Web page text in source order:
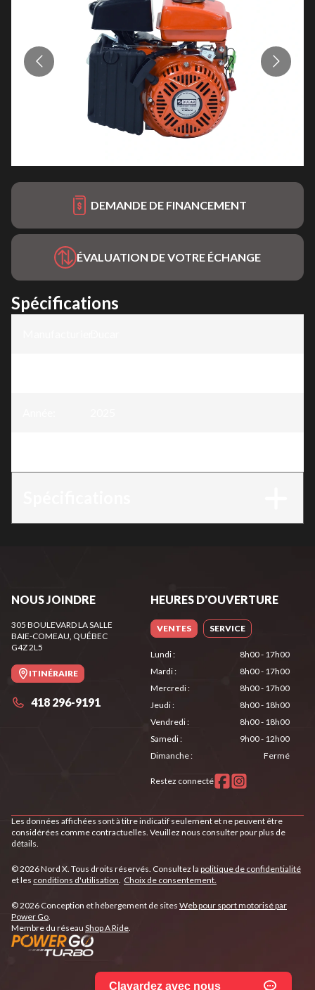
DEMANDE DE FINANCEMENT
ÉVALUATION DE VOTRE ÉCHANGE
Spécifications
NOUS JOINDRE
305 BOULEVARD LA SALLE
BAIE-COMEAU, QUÉBEC
G4Z 2L5
ITINÉRAIRE
418 296-9191
HEURES D'OUVERTURE
VENTES SERVICE
Lundi:
8h00 - 17h00
Mardi:
8h00 - 17h00
Mercredi:
8h00 - 17h00
Jeudi:
8h00 - 18h00
Vendredi:
8h00 - 18h00
Samedi:
9h00 - 12h00
Dimanche: Fermé
Restez connecté
Les données affichées sont à titre indicatif seulement et ne peuvent être
considérées comme contractuelles. Veuillez nous consulter pour plus de
détails.
© 2026 Nord X. Tous droits réservés. Consultez la politique de confidentialité
et les conditions d'utilisation. Choix de consentement.
© 2026 Conception et hébergement de sites Web pour sport motorisé par
Power Go.
Membre du réseau Shop A Ride.